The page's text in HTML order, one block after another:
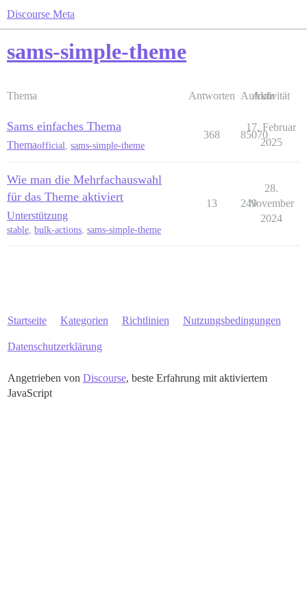
Discourse Meta
sams-simple-theme
Thema Antworten Aufrufe
Aktivität
Sams einfaches Thema
Themaofficial sams-simple-theme
368 85070
17. Februar
2025
Wie man die Mehrfachauswahl
für das Theme aktiviert
Unterstützung
stable, bulk-actions, sams-simple-theme
13 249
28.
November
2024
Startseite Kategorien Richtlinien Nutzungsbedingungen
Datenschutzerklärung
Angetrieben von Discourse, beste Erfahrung mit aktiviertem
JavaScript